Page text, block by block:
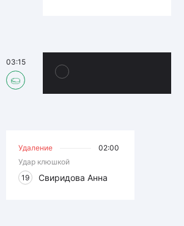
03:15
Удаление
02:00
Удар клюшкой
19
Свиридова Анна